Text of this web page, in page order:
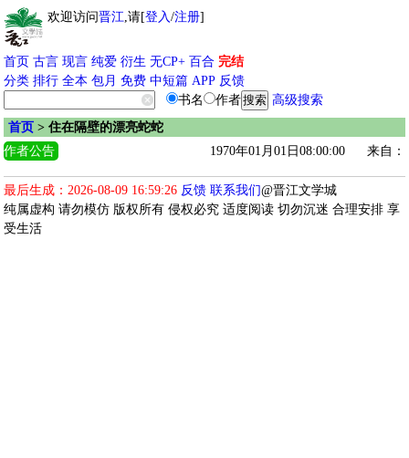
欢迎访问晋江,请[登入/注册]
首页 古言 现言 纯爱 衍生 无CP+ 百合 完结
分类 排行 全本 包月 免费 中短篇 APP 反馈
书名
作者
高级搜索
首页 > 住在隔壁的漂亮蛇蛇
作者公告
1970年01月01日08:00:00 来自：
最后生成：2026-08-09 16:59:26 反馈 联系我们@晋江文学城
纯属虚构 请勿模仿 版权所有 侵权必究 适度阅读 切勿沉迷 合理安排 享
受生活